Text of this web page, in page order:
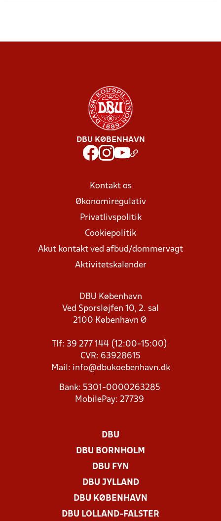
DBU KØBENHAVN
Kontakt os
Økonomiregulativ
Privatlivspolitik
Cookiepolitik
Akut kontakt ved afbud/dommervagt
Aktivitetskalender
DBU København
Ved Sporsløjfen 10, 2. sal
2100 København Ø
Tlf: 39 277 144 (12:00-15:00)
CVR: 63928615
Mail: info@dbukoebenhavn.dk
Bank: 5301-0000263285
MobilePay: 27739
DBU
DBU BORNHOLM
DBU FYN
DBU JYLLAND
DBU KØBENHAVN
DBU LOLLAND-FALSTER